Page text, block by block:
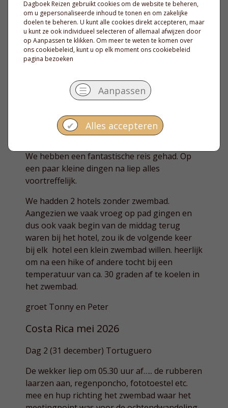
snorkelen daar fantastisch.
Savegre hotel
Ook hier weer een bijzonder hotel in een
schitterende tuin. Spannende rit ernaar toe.
hebben viel tegen. Zelf rondlopend door de
omgeving leverde ons nog meer vogels op.
hilton hotel Caiari
goed hotel om af te sluiten. niet echt gezellig.
We hebben een fantastische reis gehad. Op
een paar kleine dingen na liep alles
voortreffelijk.
We hadden 2 hotels zonder zwembad.
Aangezien we vaak vroeg op pad gingen en
dus ook vaak begin van de middag terug
waren bij het hotel, zou ik de volgende keer
bij elk hotel een klein zwembad willen. heerlijk
om na een hike of andere tocht bij een
temperatuur van ca. 30 graden af te koelen in
het zwembad.
groet Tonny en Peter
Costa Rica mei 2026
Dag 2 (31 december) Tortuguero
De wekker liep om 05.30 uur af….. de rubberen
laarzen aan, regenponcho, fototoestel etc.
mee en hup richting het zwembad waar het
Dagboek Reizen gebruikt cookies om de website te beheren,
om u gepersonaliseerde inhoud te tonen en om zakelijke
doelen te beheren. U kunt alle cookies direkt accepteren, maar
u kunt ze ook individueel selecteren of allemaal afwijzen door
op Aanpassen te klikken. Om meer te weten te komen over
ons cookiebeleid, kunt u op elk moment ons cookiebeleid
pagina bezoeken
☰ Aanpassen
✔ Alles accepteren